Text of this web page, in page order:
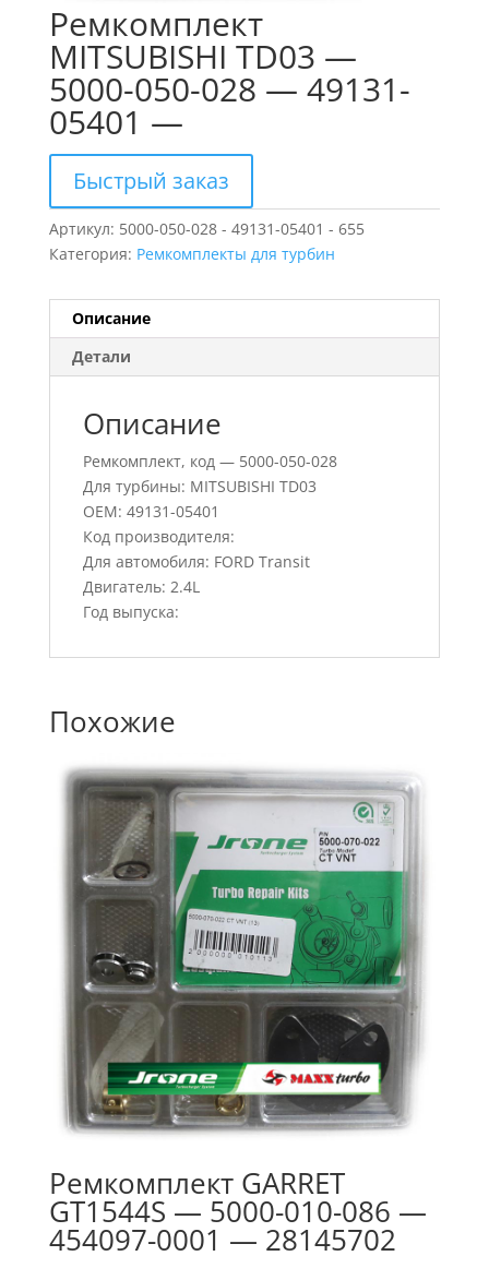
Ремкомплект
MITSUBISHI TD03 —
5000-050-028 — 49131-
05401 —
Быстрый заказ
Артикул: 5000-050-028 - 49131-05401 - 655
Категория: Ремкомплекты для турбин
Описание
Детали
Описание
Ремкомплект, код — 5000-050-028
Для турбины: MITSUBISHI TD03
OEM: 49131-05401
Код производителя:
Для автомобиля: FORD Transit
Двигатель: 2.4L
Год выпуска:
Похожие
Ремкомплект GARRET
GT1544S — 5000-010-086 —
454097-0001 — 28145702